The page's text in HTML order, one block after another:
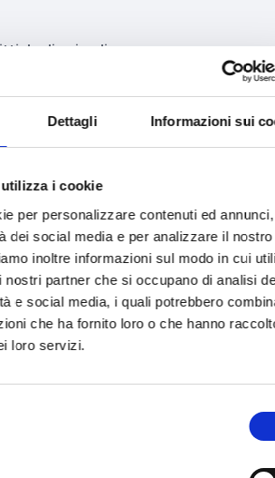
Dettagli Informazioni sui
i cookie
per personalizzare contenuti ed
dei social media e per analizzare il nostro
inoltre informazioni sul modo in cui
nostri partner che si occupano di analisi
e social media, i quali potrebbero
che ha fornito loro o che hanno
loro servizi.
degli animali